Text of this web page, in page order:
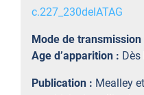
c.227_230delATAG
Mode de transmission
Age d’apparition :
Publication : Mealley